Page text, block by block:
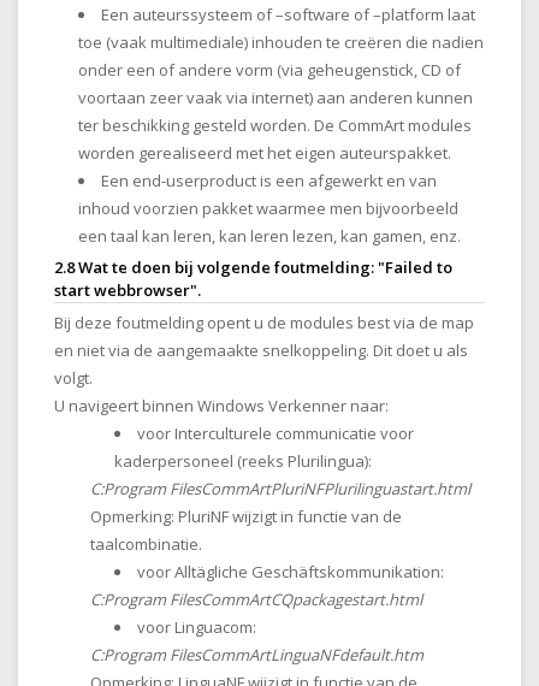
Een auteurssysteem of –software of –platform laat
toe (vaak multimediale) inhouden te creëren die nadien
onder een of andere vorm (via geheugenstick, CD of
voortaan zeer vaak via internet) aan anderen kunnen
ter beschikking gesteld worden. De CommArt modules
worden gerealiseerd met het eigen auteurspakket.
Een end-userproduct is een afgewerkt en van
inhoud voorzien pakket waarmee men bijvoorbeeld
een taal kan leren, kan leren lezen, kan gamen, enz.
2.8 Wat te doen bij volgende foutmelding: "Failed to
start webbrowser".
Bij deze foutmelding opent u de modules best via de map
en niet via de aangemaakte snelkoppeling. Dit doet u als
volgt.
U navigeert binnen Windows Verkenner naar:
voor Interculturele communicatie voor
kaderpersoneel (reeks Plurilingua):
C:Program FilesCommArtPluriNFPlurilinguastart.html
Opmerking: PluriNF wijzigt in functie van de
taalcombinatie.
voor Alltägliche Geschäftskommunikation:
C:Program FilesCommArtCQpackagestart.html
voor Linguacom:
C:Program FilesCommArtLinguaNFdefault.htm